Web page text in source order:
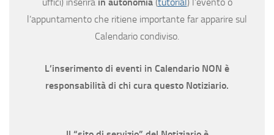
l’appuntamento che ritiene importante far apparire sul
Calendario condiviso.
L’inserimento di eventi in Calendario NON è
responsabilità di chi cura questo Notiziario.